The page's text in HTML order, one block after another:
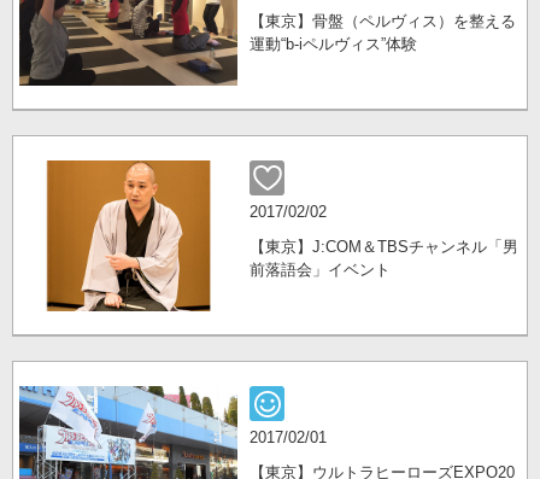
【東京】骨盤（ペルヴィス）を整える
運動“b-iペルヴィス”体験
2017/02/02
【東京】J:COM＆TBSチャンネル「男
前落語会」イベント
2017/02/01
【東京】ウルトラヒーローズEXPO20